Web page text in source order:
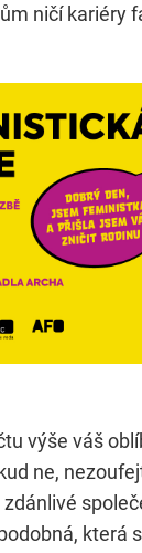
ničí kariéry
výše váš
ne,
která